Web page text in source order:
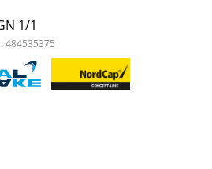
1/1
484535375